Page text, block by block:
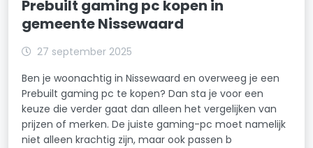
Prebuilt gaming pc kopen in
gemeente Nissewaard
27 september 2025
Ben je woonachtig in Nissewaard en overweeg je een
Prebuilt gaming pc te kopen? Dan sta je voor een
keuze die verder gaat dan alleen het vergelijken van
prijzen of merken. De juiste gaming-pc moet namelijk
niet alleen krachtig zijn, maar ook passen b